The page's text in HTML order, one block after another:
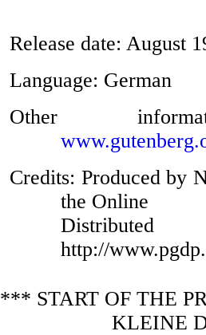
Release date: August
Language: German
Other
Credits: Produced by
the Online
http://
*** START OF THE
KLEINE